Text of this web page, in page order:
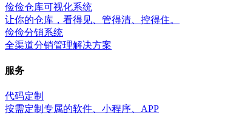
俭俭仓库可视化系统
让你的仓库，看得见、管得清、控得住。
俭俭分销系统
全渠道分销管理解决方案
服务
代码定制
按需定制专属的软件、小程序、APP